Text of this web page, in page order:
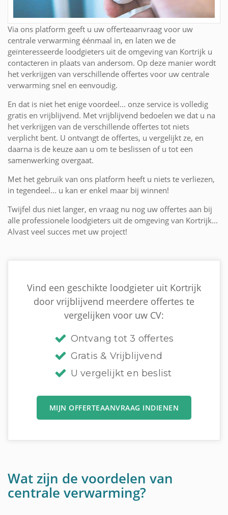
Via ons platform geeft u uw offerteaanvraag voor uw
centrale verwarming éénmaal in, en laten we de
geïnteresseerde loodgieters uit de omgeving van Kortrijk u
contacteren in plaats van andersom. Op deze manier wordt
het verkrijgen van verschillende offertes voor uw centrale
verwarming snel en eenvoudig.
En dat is niet het enige voordeel... onze service is volledig
gratis en vrijblijvend. Met vrijblijvend bedoelen we dat u na
het verkrijgen van de verschillende offertes tot niets
verplicht bent. U ontvangt de offertes, u vergelijkt ze, en
daarna is de keuze aan u om te beslissen of u tot een
samenwerking overgaat.
Met het gebruik van ons platform heeft u niets te verliezen,
in tegendeel... u kan er enkel maar bij winnen!
Twijfel dus niet langer, en vraag nu nog uw offertes aan bij
alle professionele loodgieters uit de omgeving van Kortrijk...
Alvast veel succes met uw project!
Vind een geschikte loodgieter uit Kortrijk
door vrijblijvend meerdere offertes te
vergelijken voor uw CV:
Ontvang tot 3 offertes
Gratis & Vrijblijvend
U vergelijkt en beslist
MIJN OFFERTEAANVRAAG INDIENEN
Wat zijn de voordelen van
centrale verwarming?